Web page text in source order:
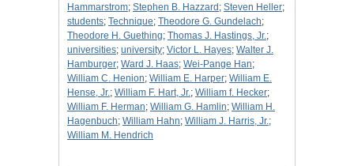
Hammarstrom; Stephen B. Hazzard ; Steven Heller;
students; Technique; Theodore G. Gundelach;
Theodore H. Guething; Thomas J. Hastings, Jr.;
universities; university; Victor L. Hayes; Walter J.
Hamburger; Ward J. Haas; Wei-Pange Han;
William C. Henion; William E. Harper; William E.
Hense, Jr.; William F. Hart, Jr.; William f. Hecker;
William F. Herman; William G. Hamlin; William H.
Hagenbuch; William Hahn; William J. Harris, Jr.;
William M. Hendrich